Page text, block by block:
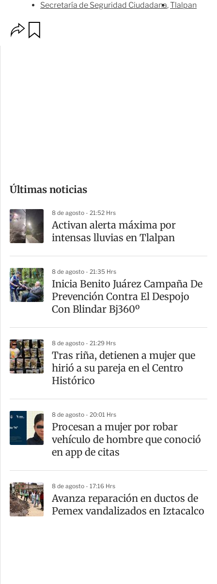
Secretaría de Seguridad Ciudadana Tlalpan
m
a
r
t
r
Últimas noticias
8 de agosto - 21:52 Hrs
Activan alerta máxima por
intensas lluvias en Tlalpan
8 de agosto - 21:35 Hrs
Inicia Benito Juárez Campaña De
Prevención Contra El Despojo
Con Blindar Bj360º
8 de agosto - 21:29 Hrs
Tras riña, detienen a mujer que
hirió a su pareja en el Centro
Histórico
8 de agosto - 20:01 Hrs
Procesan a mujer por robar
vehículo de hombre que conoció
en app de citas
8 de agosto - 17:16 Hrs
Avanza reparación en ductos de
Pemex vandalizados en Iztacalco